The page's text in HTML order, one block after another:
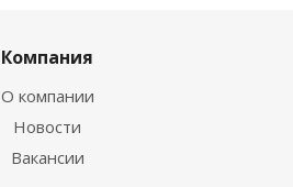
Компания
О компании
Новости
Вакансии